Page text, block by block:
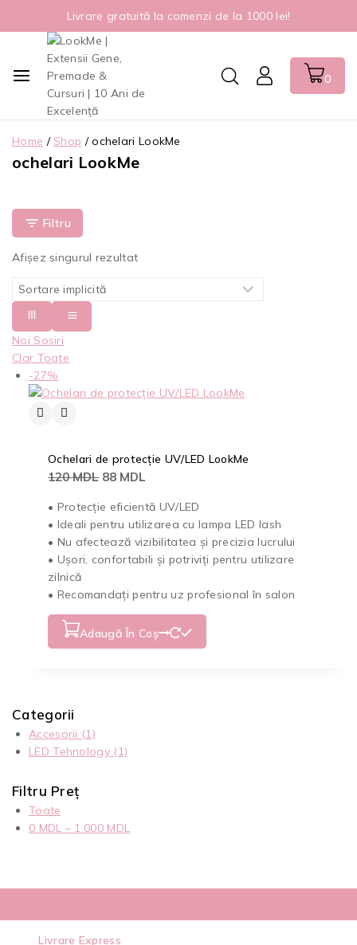
Livrare gratuită la comenzi de la 1000 lei!
0
Home / Shop / ochelari LookMe
ochelari LookMe
Filtru
Afișez singurul rezultat
Noi Sosiri
Clar Toate
-27%
Ochelari de protecție UV/LED LookMe
120MDL 88 MDL
• Protecție eficientă UV/LED
• Ideali pentru utilizarea cu lampa LED lash
• Nu afectează vizibilitatea și precizia lucrului
• Ușori, confortabili și potriviți pentru utilizare
zilnică
• Recomandați pentru uz profesional în salon
Adaugă În Coș
Categorii
Accesorii (1)
LED Tehnology (1)
Filtru Preț
Toate
0 MDL – 1.000 MDL
Livrare Express